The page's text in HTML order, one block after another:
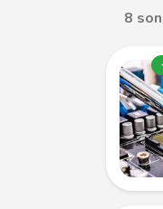
8